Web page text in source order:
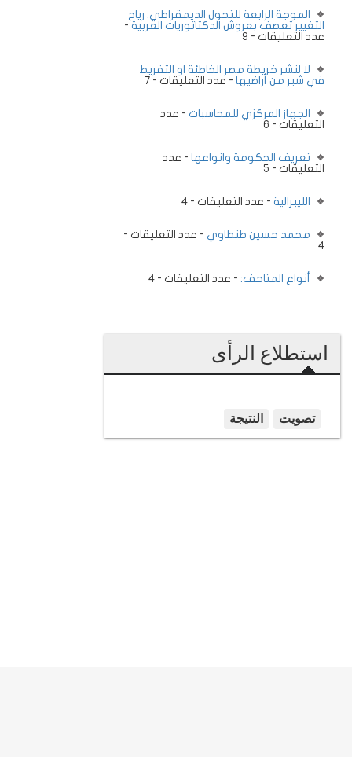
الموجة الرابعة للتحول الديمقراطي: رياح
التغيير تعصف بعروش الدكتاتوريات العربية -
عدد التعليقات - 9
لا لنشر خريطة مصر الخاطئة او التفريط
في شبر من أراضيها - عدد التعليقات - 7
الجهاز المركزي للمحاسبات - عدد
التعليقات - 6
تعريف الحكومة وانواعها - عدد
التعليقات - 5
الليبرالية - عدد التعليقات - 4
محمد حسين طنطاوي - عدد التعليقات -
4
أنواع المتاحف: - عدد التعليقات - 4
استطلاع الرأى